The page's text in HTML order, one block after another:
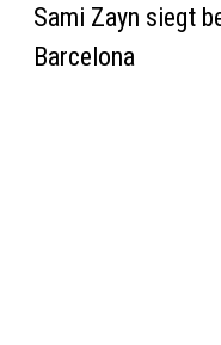
Sami Zayn siegt
Barcelona